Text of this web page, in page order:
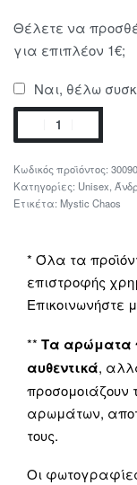
Θέλετε να
για επιπλέον 1€;
Ναι, θέλω
Κατηγορίες: Unisex
Ετικέτα: Mystic Chaos
* Όλα τα
επιστροφής
Επικοινωνήστε
** Τα αρώματα
αυθεντικά,
προσομοιάζουν
αρωμάτων,
τους.
Οι